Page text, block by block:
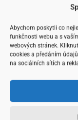
Abychom poskytli co
funkčnosti webu a s
webových stránek.
cookies a předáním
na sociálních sítích a
Nejde jen o
silný brand,
zajímavého
zájem o práci
Nové
Kromě samotných